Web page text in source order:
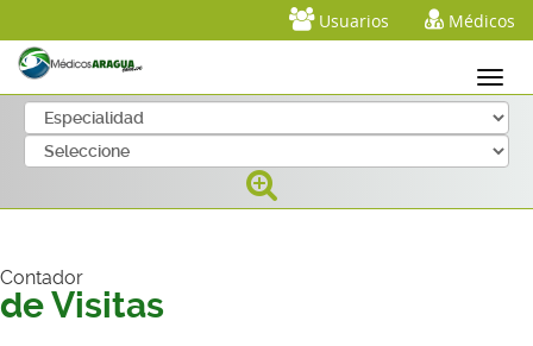
Médicos
Usuarios
Contador
de Visitas